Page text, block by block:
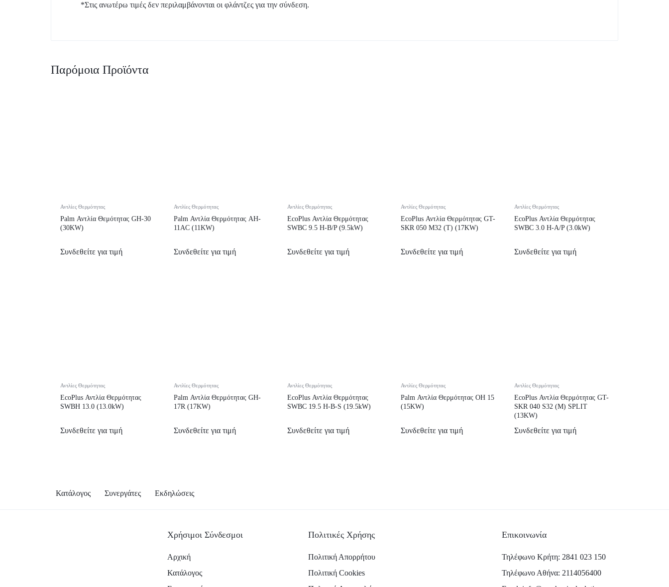
*Στις ανωτέρω τιμές δεν περιλαμβάνονται οι φλάντζες για την σύνδεση.
Παρόμοια Προϊόντα
Αντλίες Θερμότητας
Palm Αντλία Θεμότητας GH-30
(30KW)
Συνδεθείτε για τιμή
Αντλίες Θερμότητας
Palm Αντλία Θερμότητας AH-
11AC (11KW)
Συνδεθείτε για τιμή
Αντλίες Θερμότητας
EcoPlus Αντλία Θερμότητας
SWBC 9.5 H-B/P (9.5kW)
Συνδεθείτε για τιμή
Αντλίες Θερμότητας
EcoPlus Αντλία Θερμότητας GT-
SKR 050 M32 (T) (17KW)
Συνδεθείτε για τιμή
Αντλίες Θερμότητας
EcoPlus Αντλία Θερμότητας
SWBC 3.0 H-A/P (3.0kW)
Συνδεθείτε για τιμή
Αντλίες Θερμότητας
EcoPlus Αντλία Θερμότητας
SWBH 13.0 (13.0kW)
Συνδεθείτε για τιμή
Αντλίες Θερμότητας
Palm Αντλία Θερμότητας GH-
17R (17KW)
Συνδεθείτε για τιμή
Αντλίες Θερμότητας
EcoPlus Αντλία Θερμότητας
SWBC 19.5 H-B-S (19.5kW)
Συνδεθείτε για τιμή
Αντλίες Θερμότητας
Palm Αντλία Θερμότητας OH 15
(15KW)
Συνδεθείτε για τιμή
Αντλίες Θερμότητας
EcoPlus Αντλία Θερμότητας GT-
SKR 040 S32 (M) SPLIT
(13KW)
Συνδεθείτε για τιμή
Κατάλογος Συνεργάτες Εκδηλώσεις
Χρήσιμοι Σύνδεσμοι
Αρχική
Κατάλογος
Πολιτικές Χρήσης
Πολιτική Απορρήτου
Πολιτική Cookies
Επικοινωνία
Τηλέφωνο Κρήτη: 2841 023 150
Τηλέφωνο Αθήνα: 2114056400